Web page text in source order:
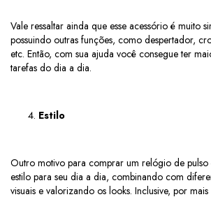
Vale ressaltar ainda que esse acessório é muito
possuindo outras funções, como despertador,
etc. Então, com sua ajuda você consegue ter
tarefas do dia a dia.
Estilo
Outro motivo para comprar um relógio de pulso
estilo para seu dia a dia, combinando com
visuais e valorizando os looks. Inclusive, por